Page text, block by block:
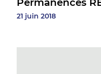
Permanences
21 juin 2018